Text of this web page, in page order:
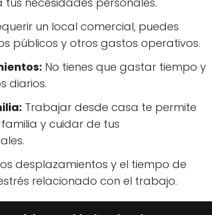
un local comercial, puedes
públicos y otros gastos operativos.
No tienes que gastar tiempo y
diarios.
Trabajar desde casa te permite
y cuidar de tus
desplazamientos y el tiempo de
relacionado con el trabajo.